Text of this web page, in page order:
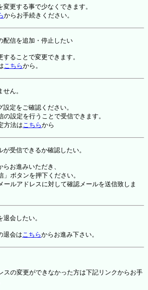
更する事で少なくできます。
からお手続きください。
配信を追加・停止したい
ることで変更できます。
こちらから。
ん。
定をご確認ください。
の設定を行うことで受信できます。
方法はこちらから
受信できるか確認したい。
らお進みいただき、
」ボタンを押下ください。
ールアドレスに対して確認メールを送信致しま
会したい。
退会はこちらからお進み下さい。
スの変更ができなかった方は下記リンクからお手